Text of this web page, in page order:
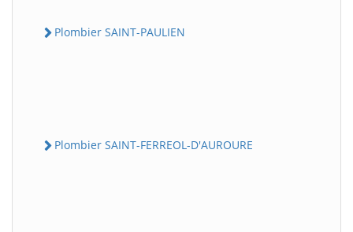
Plombier SAINT-PAULIEN
Plombier SAINT-FERREOL-D'AUROURE